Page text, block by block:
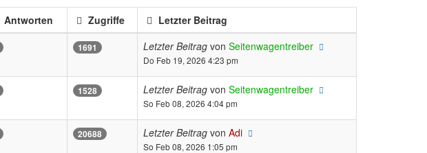
Antworten Zugriffe
Letzter Beitrag
1691 Letzter Beitrag von Seitenwagentreiber
Do Feb 19, 2026 4:23 pm
1528 Letzter Beitrag von Seitenwagentreiber
So Feb 08, 2026 4:04 pm
20688 Letzter Beitrag von Adi
So Feb 08, 2026 1:05 pm